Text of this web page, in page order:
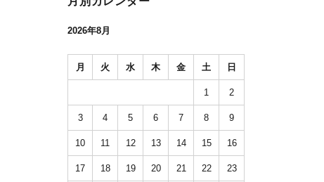
2026年8月
月 火 水 木 金 土 日
1 2
3 4 5 6 7 8 9
10 11 12 13 14 15 16
17 18 19 20 21 22 23